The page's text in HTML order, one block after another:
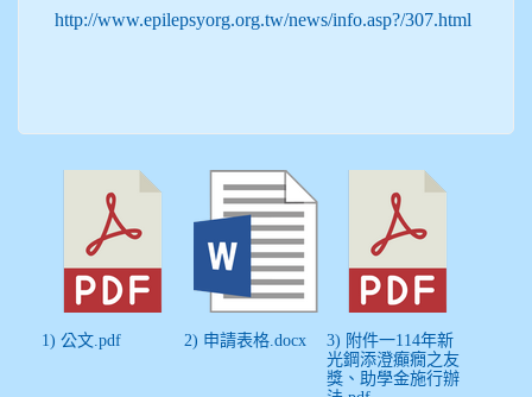
http://www.epilepsyorg.org.tw/news/info.asp?/307.html
1) 公文.pdf 2) 申請表格.docx
3) 附件一114年新
光鋼添澄癲癇之友
獎、助學金施行辦